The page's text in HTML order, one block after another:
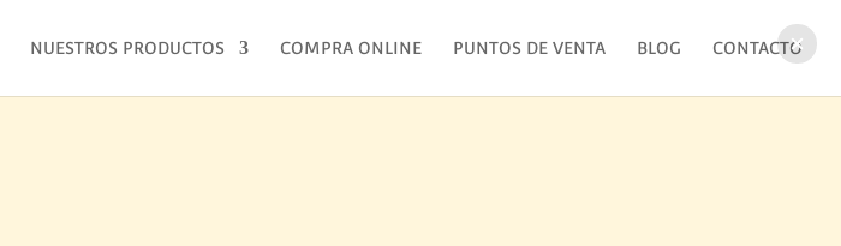
NUESTROS PRODUCTOS COMPRA ONLINE PUNTOS DE VENTA BLOG CONTACTO